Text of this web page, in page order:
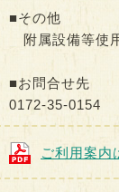
■その他
附属設備等使
■お問合せ先
0172-35-0154
ご利用案内